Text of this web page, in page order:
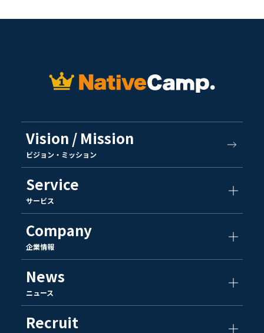
Vision / Mission
ビジョン・ミッション
Service
サービス
Company
企業情報
News
ニュース
Recruit